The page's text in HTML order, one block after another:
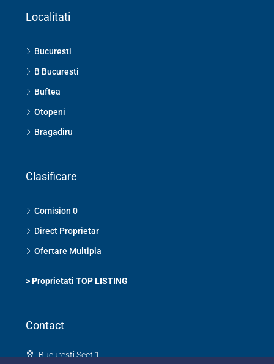
Localitati
Bucuresti
B Bucuresti
Buftea
Otopeni
Bragadiru
Clasificare
Comision 0
Direct Proprietar
Ofertare Multipla
>Proprietati TOP LISTING
Contact
Bucuresti Sect 1